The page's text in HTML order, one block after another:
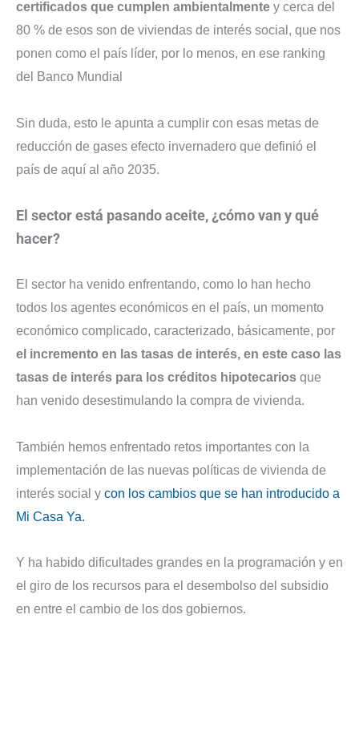
certificados que cumplen ambientalmente y cerca del
80 % de esos son de viviendas de interés social, que nos
ponen como el país líder, por lo menos, en ese ranking
del Banco Mundial
Sin duda, esto le apunta a cumplir con esas metas de
reducción de gases efecto invernadero que definió el
país de aquí al año 2035.
El sector está pasando aceite, ¿cómo van y qué
hacer?
El sector ha venido enfrentando, como lo han hecho
todos los agentes económicos en el país, un momento
económico complicado, caracterizado, básicamente, por
el incremento en las tasas de interés, en este caso las
tasas de interés para los créditos hipotecarios que
han venido desestimulando la compra de vivienda.
También hemos enfrentado retos importantes con la
implementación de las nuevas políticas de vivienda de
interés social y con los cambios que se han introducido a
Mi Casa Ya.
Y ha habido dificultades grandes en la programación y en
el giro de los recursos para el desembolso del subsidio
en entre el cambio de los dos gobiernos.